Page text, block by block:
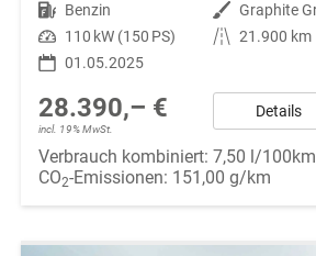
Kraftstoff Benzin Außenfarbe
Leistung 110 kW (150 PS) Kilometerstand 21.900 km
01.05.2025
28.390,– €
incl. 19% MwSt.
Details
Verbrauch kombiniert: 7,50 l/100km
CO2-Emissionen: 151,00 g/km